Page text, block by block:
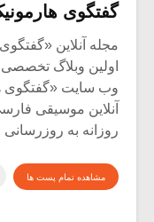
گفتگوی
اولین وبلاگ
وب سایت «گفتگوی
آنلاین موسیقی
روزانه به
مشاهده تمام پست ها